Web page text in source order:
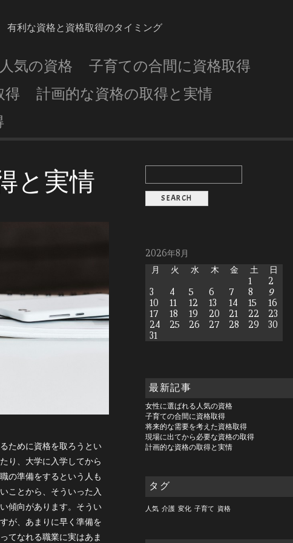
有利な資格と資格取得のタイミング
気の資格
子育ての合間に資格取得
得
計画的な資格の取得と実情
と実情
ために資格を取ろうとい
り、大学に入学してから
の準備をするという人も
ことから、そういった入
傾向があります。そうい
が、あまりに早く準備を
てなれる職業に実はあま
2026年8月
月
火 水 木 金 土
日
1
2
3
4 5 6 7 8
9
10
11 12 13 14 15
16
17
18 19 20 21 22
23
24
25 26 27 28 29
30
31
最新記事
女性に選ばれる人気の資格
子育ての合間に資格取得
将来的な需要を考えた資格取得
現場に出てから必要な資格の取得
計画的な資格の取得と実情
タグ
人気 介護 変化 子育て 資格